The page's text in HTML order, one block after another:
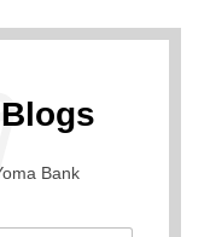
Bank